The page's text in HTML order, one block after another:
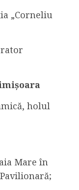
„Corneliu
holul
Mare în